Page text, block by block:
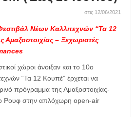
στις 12/06/2021
Νέων Καλλιτεχνών “Τα 12
– Ξεχωριστές
χώροι άνοιξαν και το 10ο
“Τα 12 Κουπέ” έρχεται να
πρόγραμμα της Αμαξοστοιχίας-
Ρουφ στην απλόχωρη open-air